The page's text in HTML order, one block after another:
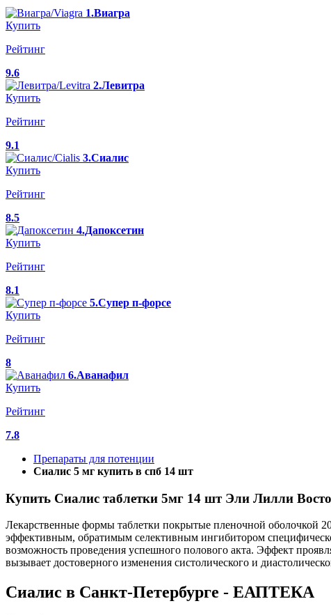
1.Виагра
Купить
Рейтинг
9.6
2.Левитра
Купить
Рейтинг
9.1
3.Сиалис
Купить
Рейтинг
8.5
4.Дапоксетин
Купить
Рейтинг
8.1
5.Супер п-форсе
Купить
Рейтинг
8
6.Аванафил
Купить
Рейтинг
7.8
Препараты для потенции
Сиалис 5 мг купить в спб 14 шт
Купить Сиалис таблетки 5мг 14 шт Эли Лилли
Лекарственные формы таблетки покрытые пленочной оболочкой
эффективным, обратимым селективным ингибитором
возможность проведения успешного полового акта. Эффект
вызывает достоверного изменения систолического и
Сиалис в Санкт-Петербурге - ЕАПТЕКА